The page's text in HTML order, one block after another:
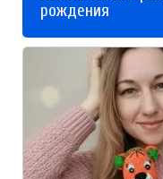
рождения